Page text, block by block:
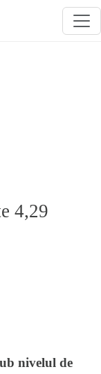
4,29
nivelul de